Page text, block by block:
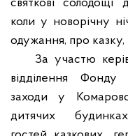
святкові
солодощі
коли у новорічну
одужання, про казку,
За участю
відділення
Фонду
заходи
у
дитячих